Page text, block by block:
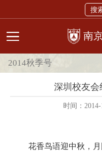
2014秋季号
深圳校友会
时间：
花香鸟语迎中秋，